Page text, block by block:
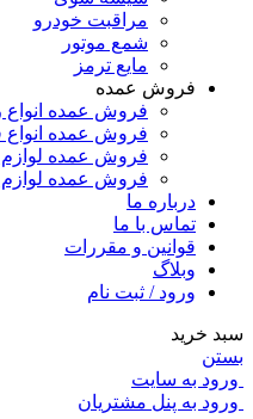
مراقبت خودرو
شمع موتور
مایع ترمز
فروش عمده
فروش عمده انواع
فروش عمده انواع
فروش عمده
فروش عمده لوازم
درباره ما
تماس با ما
قوانین و مقررات
وبلاگ
ورود / ثبت نام
سبد خرید
بستن
ورود به سایت
ورود به پنل مشتریان